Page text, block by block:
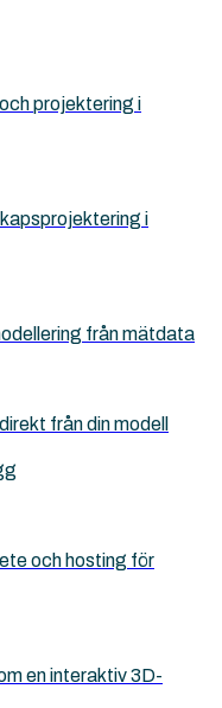
projektering i
i
från mätdata
från din modell
och hosting för
en interaktiv 3D-